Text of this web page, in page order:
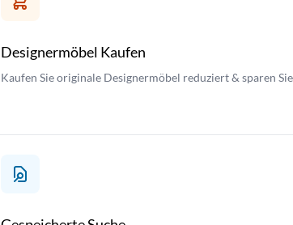
Designermöbel Kaufen
Kaufen Sie originale Designermöbel reduziert & sparen